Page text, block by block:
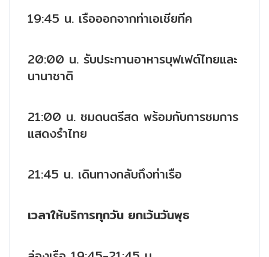
19:45 น. เรือออกจากท่าเอเชียทีค
20:00 น. รับประทานอาหารบุฟเฟต์ไทยและ
นานาชาติ
21:00 น. ชมดนตรีสด พร้อมกับการชมการ
แสดงรำไทย
21:45 น. เดินทางกลับถึงท่าเรือ
เวลาให้บริการทุกวัน ยกเว้นวันพุธ